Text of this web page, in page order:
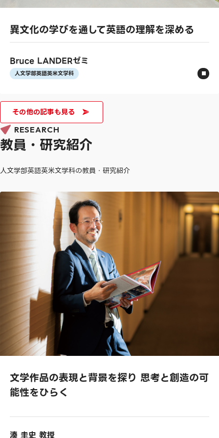
異文化の学びを通して英語の理解を深める
Bruce LANDERゼミ
人文学部英語英米文学科
その他の記事も見る
RESEARCH
教員・研究紹介
人文学部英語英米文学科の教員・研究紹介
文学作品の表現と背景を探り 思考と創造の可
能性をひらく
湊 圭史 教授